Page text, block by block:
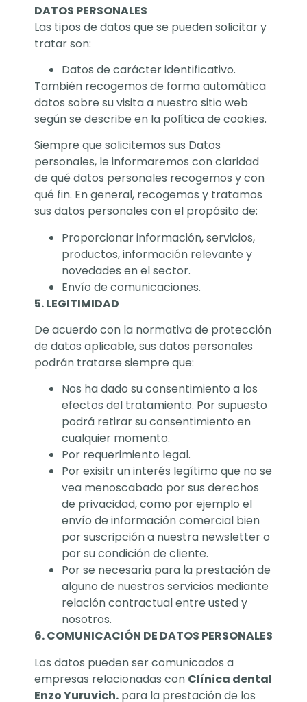
DATOS PERSONALES
Las tipos de datos que se pueden solicitar y
tratar son:
Datos de carácter identificativo.
También recogemos de forma automática
datos sobre su visita a nuestro sitio web
según se describe en la política de cookies.
Siempre que solicitemos sus Datos
personales, le informaremos con claridad
de qué datos personales recogemos y con
qué fin. En general, recogemos y tratamos
sus datos personales con el propósito de:
Proporcionar información, servicios,
productos, información relevante y
novedades en el sector.
Envío de comunicaciones.
5. LEGITIMIDAD
De acuerdo con la normativa de protección
de datos aplicable, sus datos personales
podrán tratarse siempre que:
Nos ha dado su consentimiento a los
efectos del tratamiento. Por supuesto
podrá retirar su consentimiento en
cualquier momento.
Por requerimiento legal.
Por exisitr un interés legítimo que no se
vea menoscabado por sus derechos
de privacidad, como por ejemplo el
envío de información comercial bien
por suscripción a nuestra newsletter o
por su condición de cliente.
Por se necesaria para la prestación de
alguno de nuestros servicios mediante
relación contractual entre usted y
nosotros.
6. COMUNICACIÓN DE DATOS PERSONALES
Los datos pueden ser comunicados a
empresas relacionadas con Clínica dental
Enzo Yuruvich. para la prestación de los